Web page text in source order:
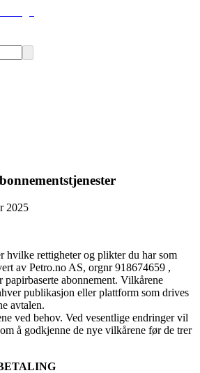
2025
hvilke rettigheter og plikter du har som
av Petro.no AS, orgnr 918674659 ,
abonnement. Vilkårene
publikasjon eller plattform som drives
avtalen.
ved behov. Ved vesentlige endringer vil
å godkjenne de nye vilkårene før de trer